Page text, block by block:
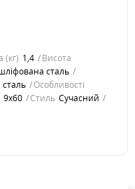
(кг) 1,4
Висота
сталь
Особливості
9x60 Стиль Cучасний